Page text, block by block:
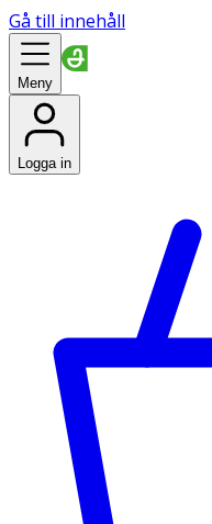
Gå till innehåll
Meny
Logga in